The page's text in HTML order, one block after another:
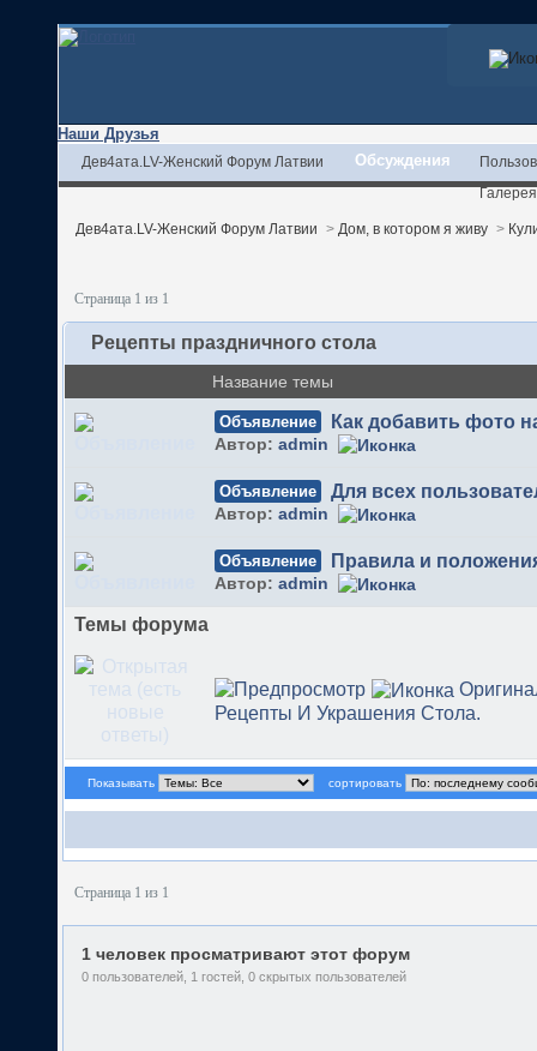
Наши Друзья
Дев4ата.LV-Женский Форум Латвии Обсуждения
Галерея
Дев4ата.LV-Женский Форум Латвии > Дом, в котором я живу >
Страница 1 из 1
Рецепты праздничного стола
Название темы
Объявление Как добавить фото
Автор: admin
Объявление Для всех
Автор: admin
Объявление Правила и
Автор: admin
Темы форума
Рецепты И Украшения Стола.
Показывать сортировать
Страница 1 из 1
1 человек просматривают этот форум
0 пользователей, 1 гостей, 0 скрытых пользователей